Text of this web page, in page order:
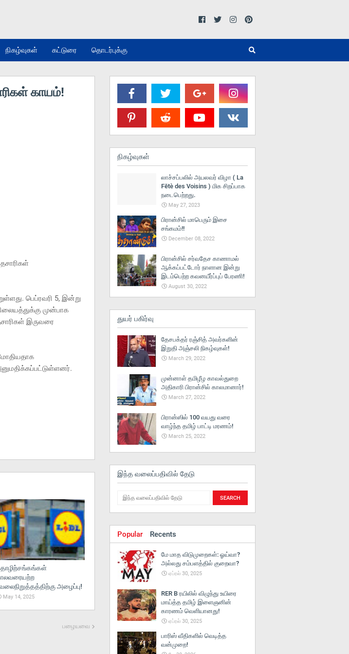
நிகழ்வுகள் கட்டுரை தொடர்புக்கு
காயம்!
பெப்ரவரி 5, இன்று
முன்பாக
இருவரை
அழைப்பு!
May 14, 2025
பழையவை
நிகழ்வுகள்
லாச்சப்பலில் அயலவர் விழா ( La
Fētè des Voisins ) மிக சிறப்பாக
நடைபெற்றது.
May 27, 2023
பிரான்சில் மாபெரும் இசை
சங்கமம்!!
December 08, 2022
பிரான்சில் சர்வதேச காணாமல்
ஆக்கப்பட்டோர் நாளான இன்று
இடம்பெற்ற கவனயீர்ப்புப் பேரணி!
August 30, 2022
துயர் பகிர்வு
தேசபக்தர் ரஞ்சித் அவர்களின்
இறுதி அஞ்சலி நிகழ்வுகள்!
March 29, 2022
முன்னாள் தமிழீழ காவல்துறை
அதிகாரி பிரான்சில் காலமானார்!
March 27, 2022
பிரான்ஸில் 100 வயது வரை
வாழ்ந்த தமிழ் பாட்டி மரணம்!
March 25, 2022
இந்த வலைப்பதிவில் தேடு
Popular Recents
மே மாத விடுமுறைகள்: ஓய்வா?
அல்லது சம்பளத்தில் குறைவா?
ஏப்ரல் 30, 2025
RER B ரயிலில் விழுந்து உயிரை
மாய்த்த தமிழ் இளைஞனின்
காரணம் வெளியானது!
ஏப்ரல் 30, 2025
பாரிஸ் வீதிகளில் வெடித்த
வன்முறை!